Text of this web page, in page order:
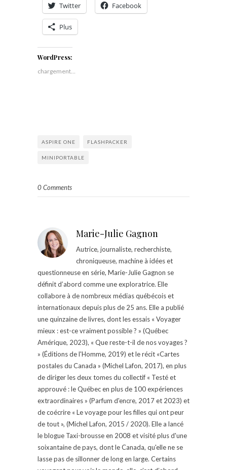
Twitter Facebook
Plus
WordPress:
chargement…
ASPIRE ONE FLASHPACKER
MINIPORTABLE
0 Comments
Marie-Julie Gagnon
Autrice, journaliste, recherchiste,
chroniqueuse, machine à idées et
questionneuse en série, Marie-Julie Gagnon se
définit d’abord comme une exploratrice. Elle
collabore à de nombreux médias québécois et
internationaux depuis plus de 25 ans. Elle a publié
une quinzaine de livres, dont les essais « Voyager
mieux : est-ce vraiment possible ? » (Québec
Amérique, 2023), « Que reste-t-il de nos voyages ?
» (Éditions de l'Homme, 2019) et le récit «Cartes
postales du Canada » (Michel Lafon, 2017), en plus
de diriger les deux tomes du collectif « Testé et
approuvé : le Québec en plus de 100 expériences
extraordinaires » (Parfum d'encre, 2017 et 2023) et
de coécrire « Le voyage pour les filles qui ont peur
de tout », (Michel Lafon, 2015 / 2020). Elle a lancé
le blogue Taxi-brousse en 2008 et visité plus d'une
soixantaine de pays, dont le Canada, qu'elle ne se
lasse pas de sillonner de long en large. Certains